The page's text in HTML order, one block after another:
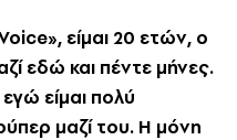
είμαι 20 ετών, ο
εδώ και πέντε μήνες.
είμαι πολύ
μαζί του. H μόνη